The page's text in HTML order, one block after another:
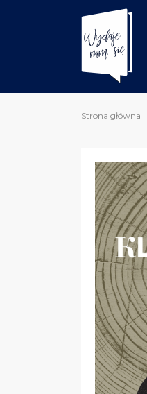
Strona główna